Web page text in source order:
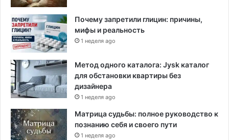
Почему запретили глицин: причины,
мифы и реальность
1 неделя ago
Метод одного каталога: Jysk каталог
для обстановки квартиры без
дизайнера
1 неделя ago
Матрица судьбы: полное руководство к
познанию себя и своего пути
1 неделя ago